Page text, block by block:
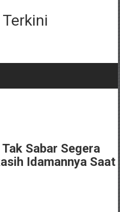
Sabar Segera
Idamannya Saat